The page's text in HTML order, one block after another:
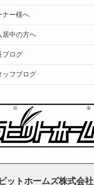
ナー様へ
居中の方へ
ブログ
ッフブログ
ットホームズ株式会社